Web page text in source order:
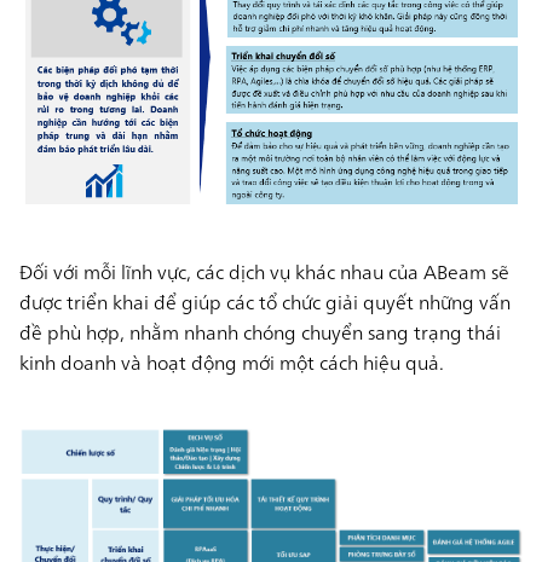
Đối với mỗi lĩnh vực, các dịch vụ khác nhau của ABeam sẽ
được triển khai để giúp các tổ chức giải quyết những vấn
đề phù hợp, nhằm nhanh chóng chuyển sang trạng thái
kinh doanh và hoạt động mới một cách hiệu quả.